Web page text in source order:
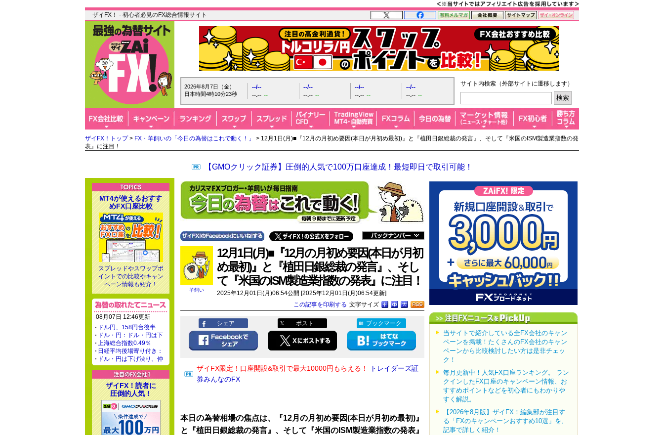
ザイFX！ - 初心者必見のFX総合情報サイト
2026年8月7日（金）
日本時間4時10分24秒
--/--
--.-- --
--/--
--.-- --
--/--
--.-- --
--/--
--.-- --
サイト内検索（外部サイトに遷移します）
ザイFX！トップ> FX・羊飼いの「今日の為替はこれで動く！」
> 12月1日(月)■『12月の月初め要因(本日が月初め最初)』と『植田日銀総裁の発言』、そして『米国のISM製造業指数の発
表』に注目！
【GMOクリック証券】圧倒的人気で100万口座達成！最短即日で取引可能！
羊飼い
12月1日(月)■『12月の月初め要因(本日が月初
め最初)』と『植田日銀総裁の発言』、そし
て『米国のISM製造業指数の発表』に注目！
2025年12月01日(月)06:54公開 [2025年12月01日(月)06:54更新]
文字サイズ
この記事を印刷する
シェア ポスト ブックマーク
ザイFX限定！口座開設&取引で最大10000円もらえる！
トレイダーズ証
券みんなのFX
本日の為替相場の焦点は、『12月の月初め要因(本日が月初め最初)』
と『植田日銀総裁の発言』、そして『米国のISM製造業指数の発表』
当サイトで紹介している全FX会社のキャン
ペーンを掲載！たくさんのFX会社のキャン
ペーンから比較検討したい方は是非チェッ
ク！
毎月更新中！人気FX口座ランキング。 ラン
クインしたFX口座のキャンペーン情報、お
すすめポイントなどを初心者にもわかりや
すく解説。
【2026年8月版】ザイFX！編集部が注目す
る「FXのキャンペーンおすすめ10選」を、
記事で詳しく紹介！
MT4が使えるおすす
めFX口座比較
スプレッドやスワップポ
イントでの比較やキャン
ペーン情報も紹介！
08月07日 12:46更新
ドル円、158円台後半
ドル・円：ドル・円は下
上海総合指数0.49％
日経平均後場寄り付き：
ドル・円は下げ渋り、仲
ザイFX！読者に
圧倒的人気！